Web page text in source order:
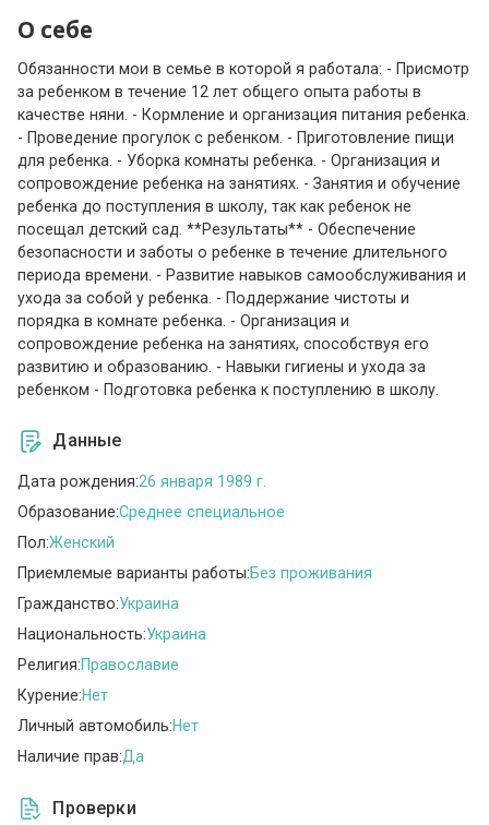
О себе
Обязанности мои в семье в которой я работала: - Присмотр
за ребенком в течение 12 лет общего опыта работы в
качестве няни. - Кормление и организация питания ребенка.
- Проведение прогулок с ребенком. - Приготовление пищи
для ребенка. - Уборка комнаты ребенка. - Организация и
сопровождение ребенка на занятиях. - Занятия и обучение
ребенка до поступления в школу, так как ребенок не
посещал детский сад. **Результаты** - Обеспечение
безопасности и заботы о ребенке в течение длительного
периода времени. - Развитие навыков самообслуживания и
ухода за собой у ребенка. - Поддержание чистоты и
порядка в комнате ребенка. - Организация и
сопровождение ребенка на занятиях, способствуя его
развитию и образованию. - Навыки гигиены и ухода за
ребенком - Подготовка ребенка к поступлению в школу.
Данные
Дата рождения:26 января 1989 г.
Образование:Среднее специальное
Пол:Женский
Приемлемые варианты работы:Без проживания
Гражданство:Украина
Национальность:Украина
Религия:Православие
Курение:Нет
Личный автомобиль:Нет
Наличие прав:Да
Проверки